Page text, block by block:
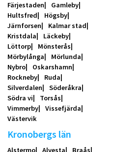
Färjestaden
Gamleby
Hultsfred
Högsby
Järnforsen
Kalmar stad
Kristdala
Läckeby
Löttorp
Mönsterås
Mörbylånga
Mörlunda
Nybro
Oskarshamn
Rockneby
Ruda
Silverdalen
Söderåkra
Södra vi
Torsås
Vimmerby
Vissefjärda
Västervik
Kronobergs län